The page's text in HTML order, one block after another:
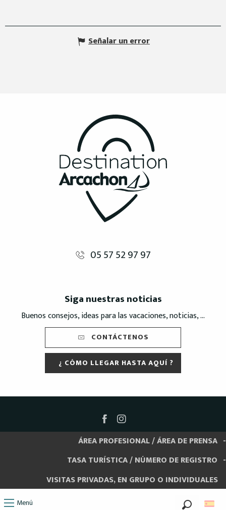
Menú
Señalar un error
05 57 52 97 97
Siga nuestras noticias
Buenos consejos, ideas para las vacaciones, noticias, ...
CONTÁCTENOS
¿ CÓMO LLEGAR HASTA AQUÍ ?
ÁREA PROFESIONAL / ÁREA DE PRENSA
TASA TURÍSTICA / NÚMERO DE REGISTRO
VISITAS PRIVADAS, EN GRUPO O INDIVIDUALES